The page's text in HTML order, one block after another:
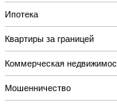
Ипотека
Квартиры за границей
Коммерческая
Мошенничество